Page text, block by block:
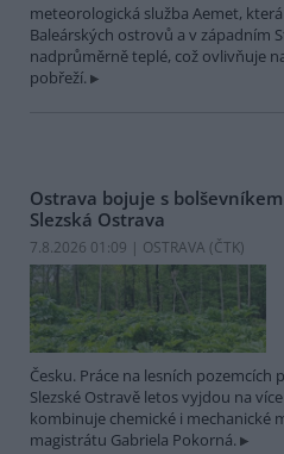
meteorologická služba Aemet,
Baleárských ostrovů a v západním
nadprůměrně teplé, což ovlivňuje
pobřeží.
Ostrava bojuje s
Slezská Ostrava
7.8.2026 01:09 | OSTRAVA (ČTK)
Česku. Práce na lesních pozemcích
Slezské Ostravě letos vyjdou na
kombinuje chemické i mechanické
magistrátu Gabriela Pokorná.